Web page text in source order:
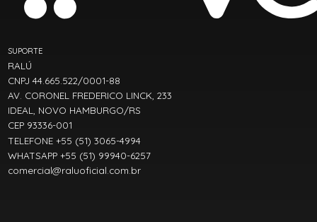
SUPORTE
RALÚ
CNPJ 44.665.522/0001-88
AV. CORONEL FREDERICO LINCK, 233
IDEAL, NOVO HAMBURGO/RS
CEP 93336-001
TELEFONE +55 (51) 3065-4994
WHATSAPP +55 (51) 99940-6257
comercial@raluoficial.com.br